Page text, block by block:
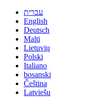
עברית
English
Deutsch
Malti
Lietuvių
Polski
Italiano
bosanski
Čeština
Latviešu